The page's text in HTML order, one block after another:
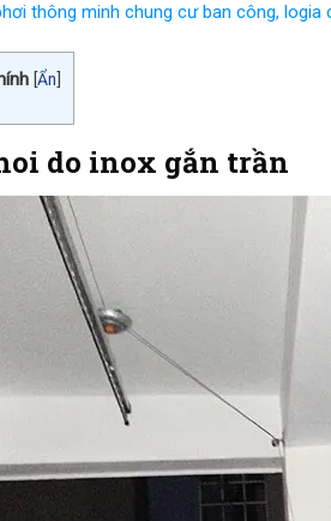
thông minh chung cư ban công, logia
[Ẩn
do inox gắn trần